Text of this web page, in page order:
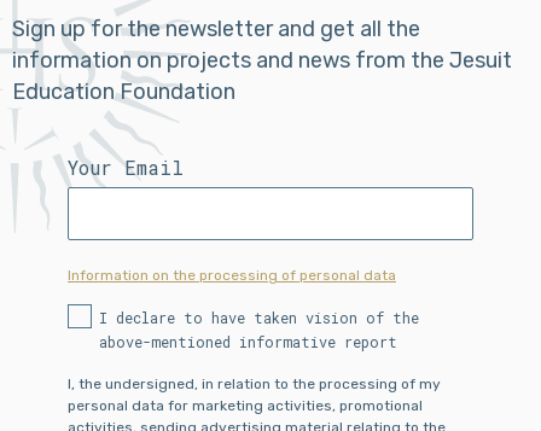
Sign up for the newsletter and get all the
information on projects and news from the Jesuit
Education Foundation
Your Email
Information on the processing of personal data
I declare to have taken vision of the
above-mentioned informative report
I, the undersigned, in relation to the processing of my
personal data for marketing activities, promotional
activities, sending advertising material relating to the